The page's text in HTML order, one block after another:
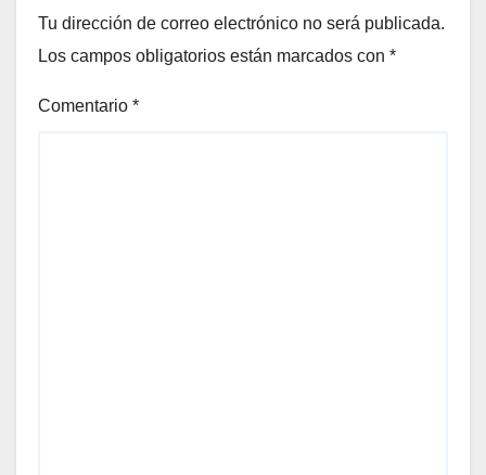
Tu dirección de correo electrónico no será publicada.
Los campos obligatorios están marcados con *
Comentario *